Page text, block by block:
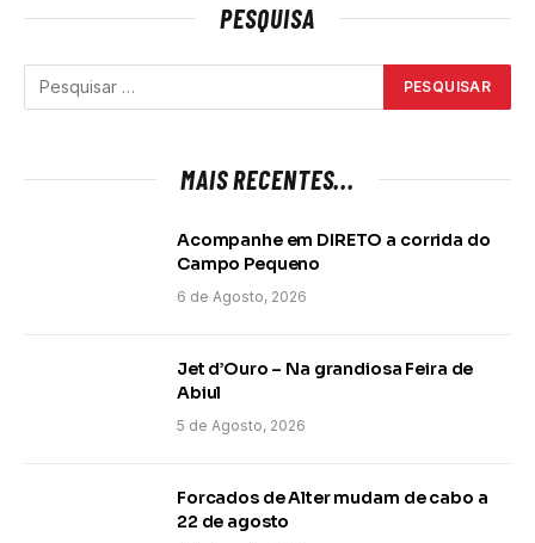
PESQUISA
MAIS RECENTES...
Acompanhe em DIRETO a corrida do
Campo Pequeno
6 de Agosto, 2026
Jet d’Ouro – Na grandiosa Feira de
Abiul
5 de Agosto, 2026
Forcados de Alter mudam de cabo a
22 de agosto